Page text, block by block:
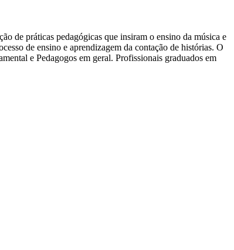
de práticas pedagógicas que insiram o ensino da música e
de ensino e aprendizagem da contação de histórias. O
e Pedagogos em geral. Profissionais graduados em